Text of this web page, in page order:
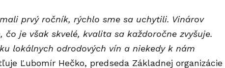
prvý ročník, rýchlo sme sa uchytili. Vinárov
je však skvelé, kvalita sa každoročne zvyšuje.
lokálnych odrodových vín a niekedy k nám
Ľubomír Hečko, predseda Základnej organizácie